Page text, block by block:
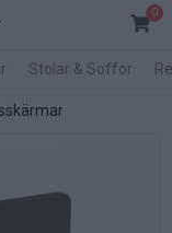
0
Stolar & Soffor